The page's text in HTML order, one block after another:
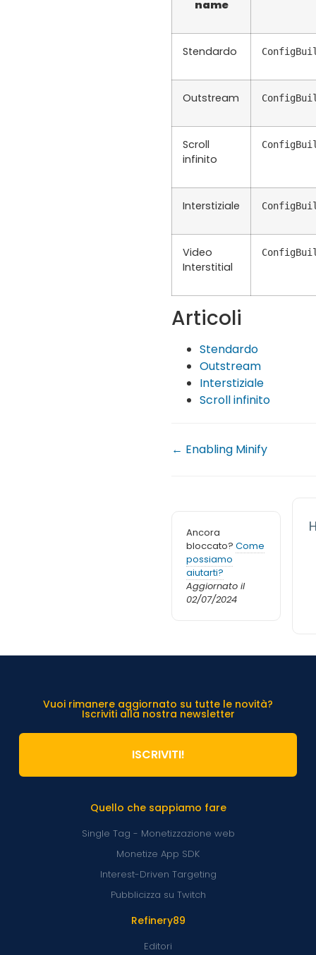
name
Stendardo
Outstream
Scroll
infinito
Interstiziale
Video
Interstitial
Articoli
Stendardo
Outstream
Interstiziale
Scroll infinito
← Enabling Minify
Ancora
bloccato? Come
possiamo
aiutarti?
Aggiornato il
02/07/2024
Refinery89
Editori
Quello che sappiamo fare
Single Tag - Monetizzazione web
Monetize App SDK
Interest-Driven Targeting
Pubblicizza su Twitch
Vuoi rimanere aggiornato su tutte le novità?
Iscriviti alla nostra newsletter
ISCRIVITI!